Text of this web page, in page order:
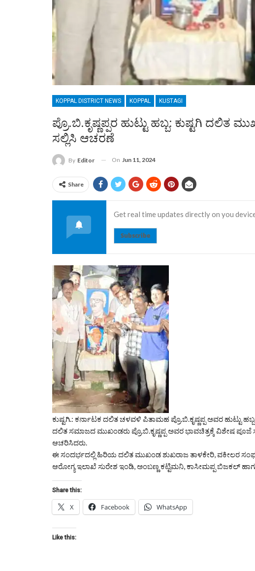
KOPPAL DISTRICT NEWS KOPPAL KUSTAGI
ಪ್ರೊ.ಬಿ.ಕೃಷ್ಣಪ್ಪರ ಹುಟ್ಟು ಹಬ್ಬ: ಕುಷ್ಟಗಿ
ಸಲ್ಲಿಸಿ ಆಚರಣೆ
By Editor On Jun 11, 2024
Share
Get real time updates directly on you
Subscribe
ಕುಷ್ಟಗಿ.: ಕರ್ನಾಟಕ ದಲಿತ ಚಳವಳಿ ಪಿತಾಮಹ ಪ್ರೊ.ಬಿ.ಕೃಷ್ಣಪ್ಪ ಅವರ ಹುಟ್ಟು
ದಲಿತ ಸಮಾಜದ ಮುಖಂಡರು ಪ್ರೊ.ಬಿ.ಕೃಷ್ಣಪ್ಪ ಅವರ ಭಾವಚಿತ್ರಕ್ಕೆ ವಿಶೇಷ ಪೂಜೆ
ಆಚರಿಸಿದರು.
ಈ ಸಂದರ್ಭದಲ್ಲಿ ಹಿರಿಯ ದಲಿತ ಮುಖಂಡ ಶುಖರಾಜ ತಾಳಕೇರಿ, ವಕೀಲರ
ಆರೋಗ್ಯ ಇಲಾಖೆ ಸುರೇಶ ಇಂಡಿ, ಅಂಬಣ್ಣ ಕಟ್ಟಿಮನಿ, ಕಾಸೀಮಪ್ಪ ಬಿಜಕಲ್
Share this:
X Facebook WhatsApp
Like this: